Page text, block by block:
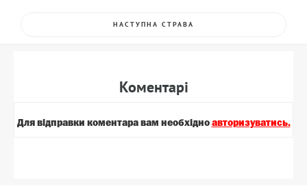
НАСТУПНА СТРАВА
Коментарi
Для вiдправки коментара вам необхiдно авторизуватись.